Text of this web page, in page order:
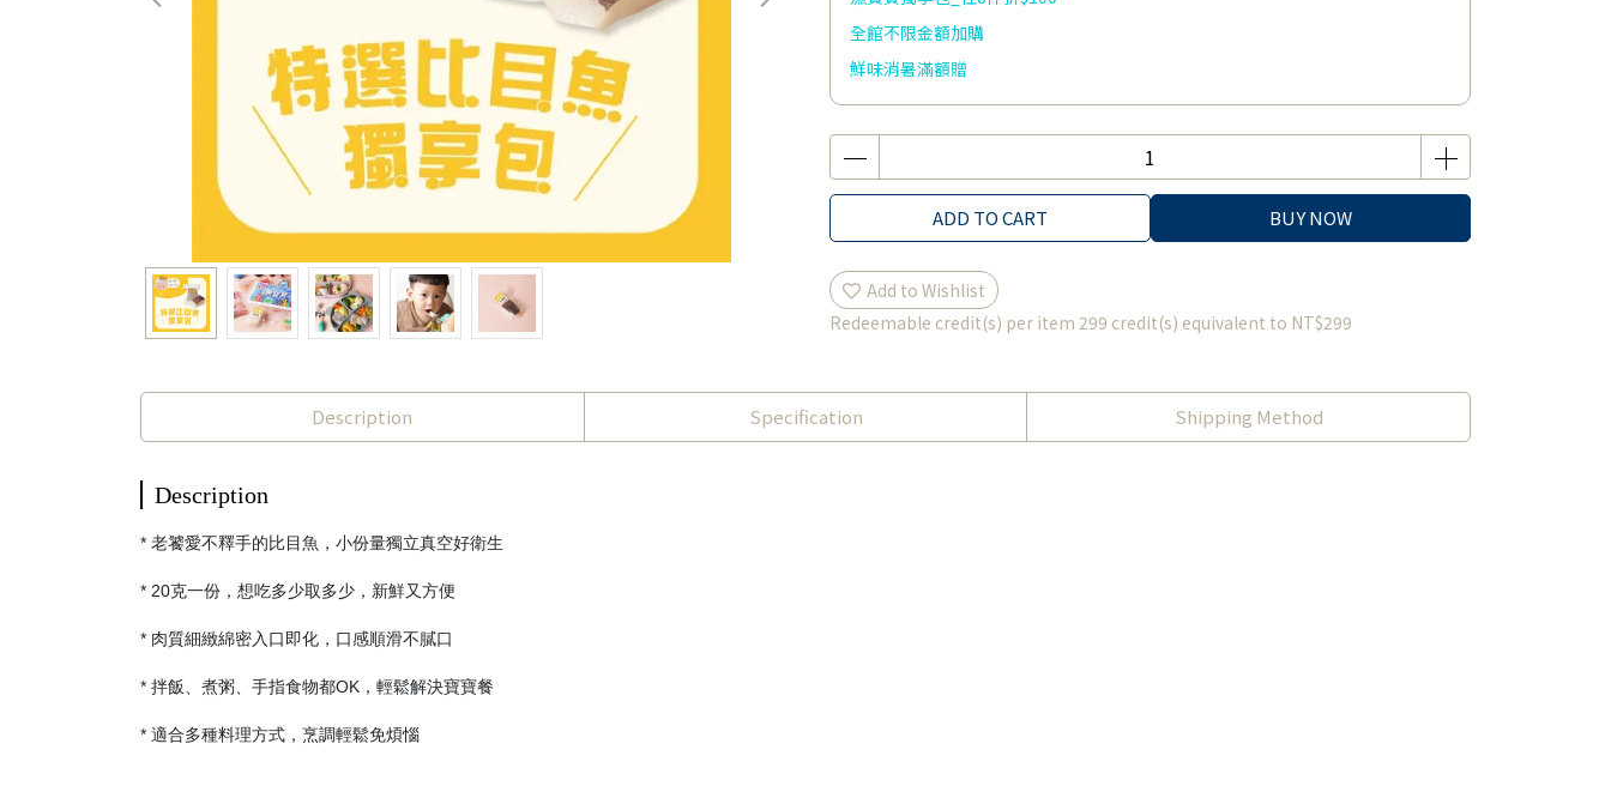
全館不限金額加購
鮮味消暑滿額贈
ADD TO CART BUY NOW
Add to Wishlist
Redeemable credit(s) per item 299 credit(s) equivalent to NT$299
Description Specification Shipping Method
Description
* 老饕愛不釋手的比目魚，小份量獨立真空好衛生
* 20克一份，想吃多少取多少，新鮮又方便
* 肉質細緻綿密入口即化，口感順滑不膩口
* 拌飯、煮粥、手指食物都OK，輕鬆解決寶寶餐
* 適合多種料理方式，烹調輕鬆免煩惱